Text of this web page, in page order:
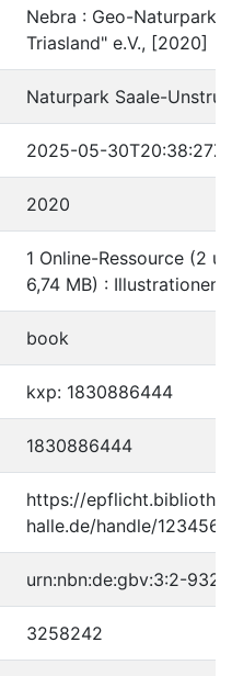
Nebra : Geo-Naturpark
Triasland" e.V., [2020]
Naturpark Saale-
2025-05-30T20:38:27Z
2020
1 Online-Ressource (2
6,74 MB) : Illustrationen,
book
kxp: 1830886444
1830886444
https://
halle.de/handle/
urn:nbn:de:gbv:3:2-
3258242